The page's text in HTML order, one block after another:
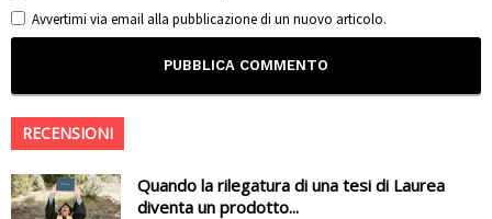
Avvertimi via email alla pubblicazione di un nuovo articolo.
RECENSIONI
Quando la rilegatura di una tesi di Laurea
diventa un prodotto...